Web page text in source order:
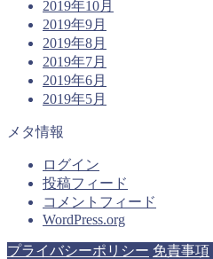
2019年10月
2019年9月
2019年8月
2019年7月
2019年6月
2019年5月
メタ情報
ログイン
投稿フィード
コメントフィード
WordPress.org
プライバシーポリシー 免責事項